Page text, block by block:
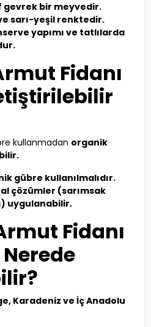
gevrek bir meyvedir.
sarı-yeşil renktedir.
yapımı ve tatlılarda
Fidanı
kullanmadan organik
gübre kullanılmalıdır.
çözümler (sarımsak
uygulanabilir.
Fidanı
Karadeniz ve İç Anadolu